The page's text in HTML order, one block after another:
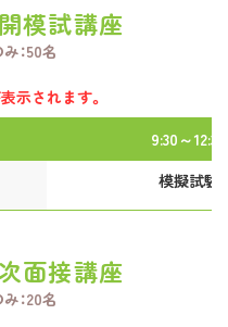
模試講座
：50名
示されます。
9:30～12:30
模擬試験
面接講座
：20名